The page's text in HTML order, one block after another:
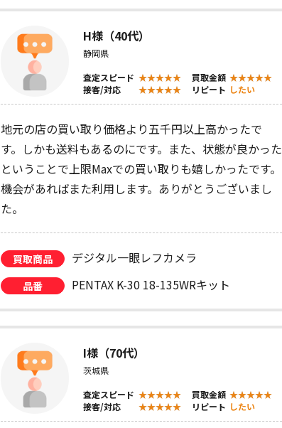
H様（40代）
静岡県
査定スピード
買取金額
接客/対応
リピート したい
地元の店の買い取り価格より五千円以上高かったで
す。しかも送料もあるのにです。また、状態が良かった
ということで上限Maxでの買い取りも嬉しかったです。
機会があればまた利用します。ありがとうございまし
た。
買取商品 デジタル一眼レフカメラ
品番 PENTAX K-30 18-135WRキット
I様（70代）
茨城県
査定スピード
買取金額
接客/対応
リピート したい